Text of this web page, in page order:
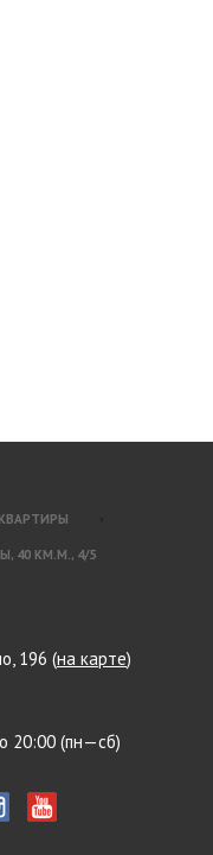
КВАРТИРЫ
40 КМ.М., 4/5
196 (на карте)
20:00 (пн—сб)